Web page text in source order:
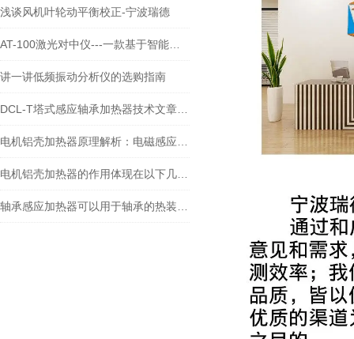
浅谈风机叶轮动平衡校正-宁波瑞德
讲一讲低频振动分析仪的选购指南